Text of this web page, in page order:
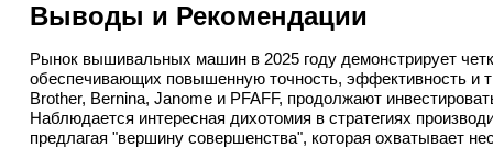
Выводы и Рекомендации
Рынок вышивальных машин в 2025 году демонстрирует
обеспечивающих повышенную точность, эффективность и
Brother, Bernina, Janome и PFAFF, продолжают
Наблюдается интересная дихотомия в стратегиях
предлагая "вершину совершенства", которая охватывает